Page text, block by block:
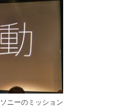
ニーのミッション